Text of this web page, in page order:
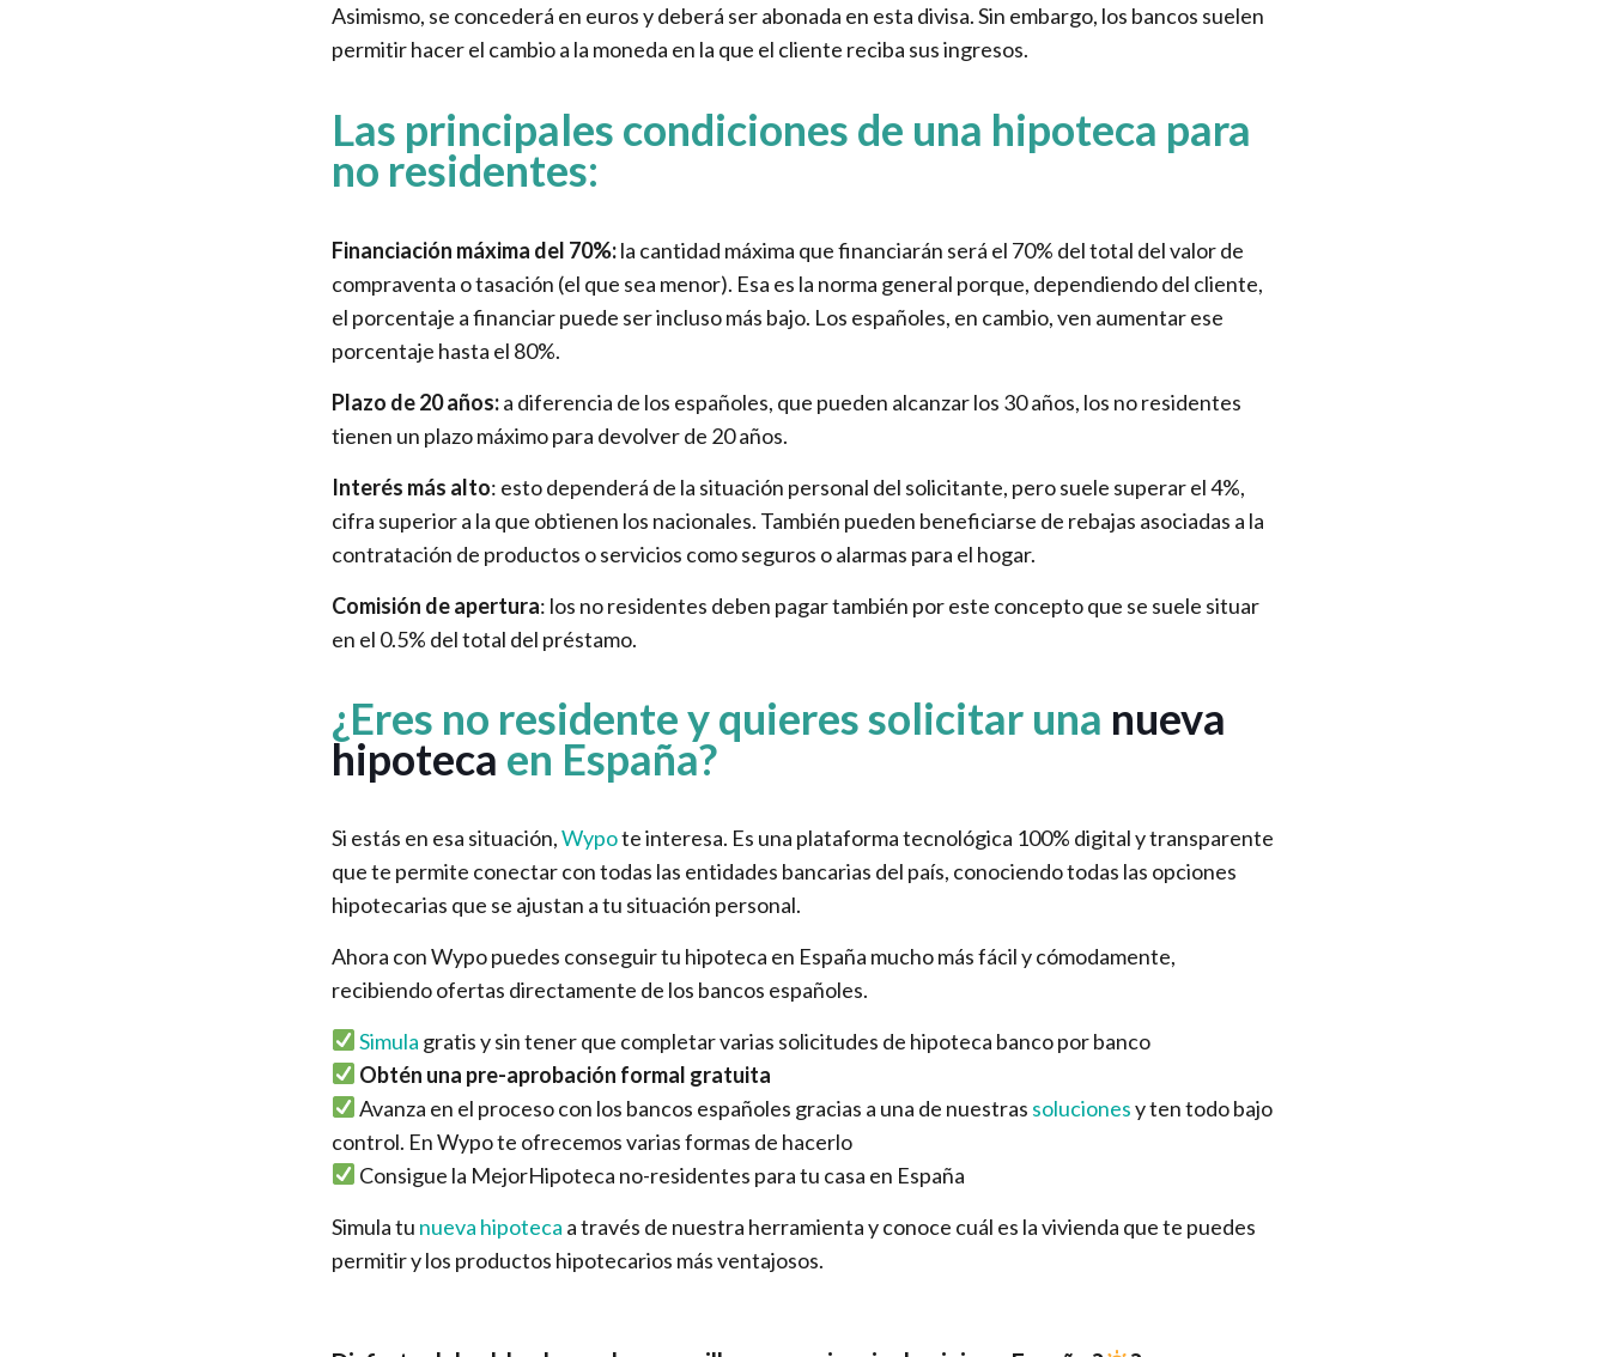
Asimismo, se concederá en euros y deberá ser abonada en esta divisa. Sin embargo, los bancos suelen
permitir hacer el cambio a la moneda en la que el cliente reciba sus ingresos.
Las principales condiciones de una hipoteca para
no residentes:
Financiación máxima del 70%:la cantidad máxima que financiarán será el 70% del total del valor de
compraventa o tasación (el que sea menor). Esa es la norma general porque, dependiendo del cliente,
el porcentaje a financiar puede ser incluso más bajo. Los españoles, en cambio, ven aumentar ese
porcentaje hasta el 80%.
Plazo de 20 años:a diferencia de los españoles, que pueden alcanzar los 30 años, los no residentes
tienen un plazo máximo para devolver de 20 años.
Interés más alto: esto dependerá de la situación personal del solicitante, pero suele superar el 4%,
cifra superior a la que obtienen los nacionales. También pueden beneficiarse de rebajas asociadas a la
contratación de productos o servicios como seguros o alarmas para el hogar.
Comisión de apertura: los no residentes deben pagar también por este concepto que se suele situar
en el 0.5% del total del préstamo.
¿Eres no residente y quieres solicitar una nueva
hipoteca en España?
Si estás en esa situación,Wypote interesa. Es una plataforma tecnológica 100% digital y transparente
que te permite conectar con todas las entidades bancarias del país, conociendo todas las opciones
hipotecarias que se ajustan a tu situación personal.
Ahora con Wypo puedes conseguir tu hipoteca en España mucho más fácil y cómodamente,
recibiendo ofertas directamente de los bancos españoles.
Simula gratis y sin tener que completar varias solicitudes de hipoteca banco por banco
Obtén una pre-aprobación formal gratuita
Avanza en el proceso con los bancos españoles gracias a una de nuestras solucionesy ten todo bajo
control. En Wypo te ofrecemos varias formas de hacerlo
Consigue la MejorHipoteca no-residentes para tu casa en España
Simula tu nueva hipoteca a través de nuestra herramienta y conoce cuál es la vivienda que te puedes
permitir y los productos hipotecarios más ventajosos.